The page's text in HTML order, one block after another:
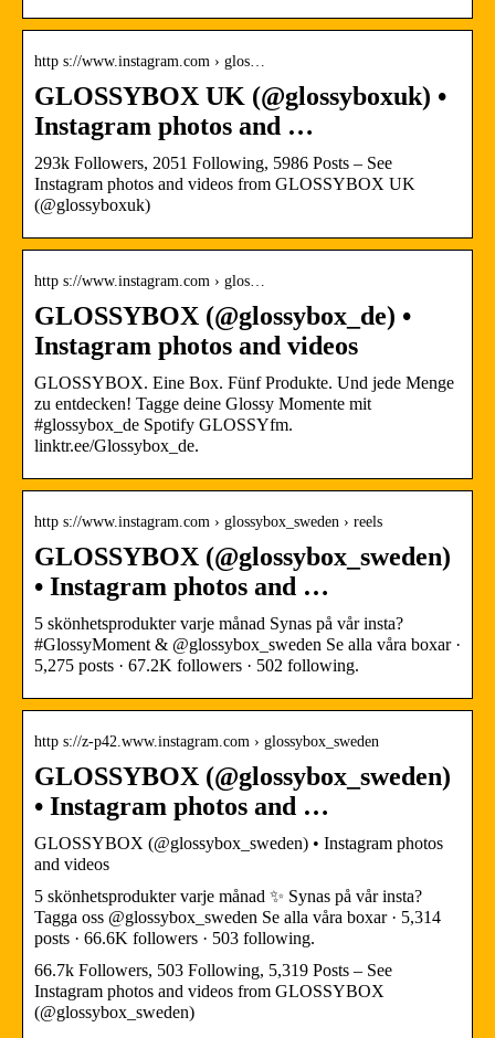
http s://www.instagram.com › glos…
GLOSSYBOX UK (@glossyboxuk) •
Instagram photos and …
293k Followers, 2051 Following, 5986 Posts – See
Instagram photos and videos from GLOSSYBOX UK
(@glossyboxuk)
http s://www.instagram.com › glos…
GLOSSYBOX (@glossybox_de) •
Instagram photos and videos
GLOSSYBOX. Eine Box. Fünf Produkte. Und jede Menge
zu entdecken! Tagge deine Glossy Momente mit
#glossybox_de Spotify GLOSSYfm.
linktr.ee/Glossybox_de.
http s://www.instagram.com › glossybox_sweden › reels
GLOSSYBOX (@glossybox_sweden)
• Instagram photos and …
5 skönhetsprodukter varje månad Synas på vår insta?
#GlossyMoment & @glossybox_sweden Se alla våra boxar ·
5,275 posts · 67.2K followers · 502 following.
http s://z-p42.www.instagram.com › glossybox_sweden
GLOSSYBOX (@glossybox_sweden)
• Instagram photos and …
GLOSSYBOX (@glossybox_sweden) • Instagram photos
and videos
5 skönhetsprodukter varje månad ✨ Synas på vår insta?
Tagga oss @glossybox_sweden Se alla våra boxar · 5,314
posts · 66.6K followers · 503 following.
66.7k Followers, 503 Following, 5,319 Posts – See
Instagram photos and videos from GLOSSYBOX
(@glossybox_sweden)